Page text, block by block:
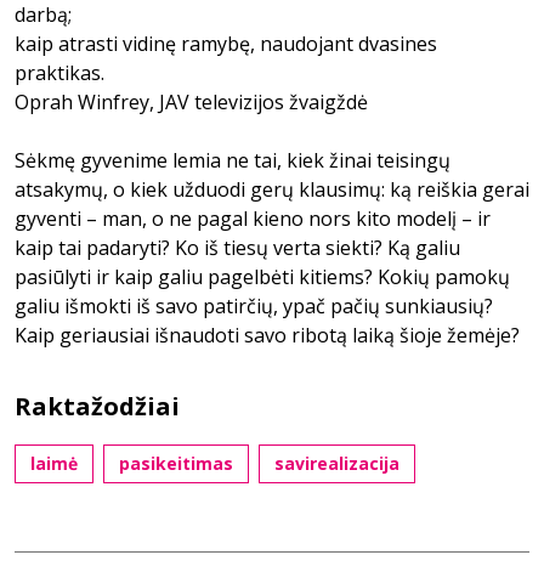
darbą;
kaip atrasti vidinę ramybę, naudojant dvasines
praktikas.
Oprah Winfrey, JAV televizijos žvaigždė
Sėkmę gyvenime lemia ne tai, kiek žinai teisingų
atsakymų, o kiek užduodi gerų klausimų: ką reiškia gerai
gyventi – man, o ne pagal kieno nors kito modelį – ir
kaip tai padaryti? Ko iš tiesų verta siekti? Ką galiu
pasiūlyti ir kaip galiu pagelbėti kitiems? Kokių pamokų
galiu išmokti iš savo patirčių, ypač pačių sunkiausių?
Kaip geriausiai išnaudoti savo ribotą laiką šioje žemėje?
Raktažodžiai
laimė pasikeitimas savirealizacija